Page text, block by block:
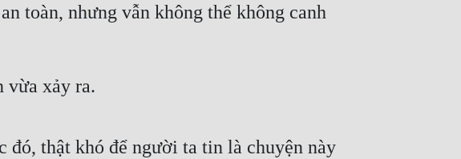
toàn, nhưng vẫn không thể không canh
vừa xảy ra.
đó, thật khó để người ta tin là chuyện này